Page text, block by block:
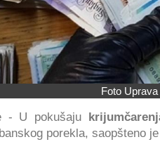
Foto
- U pokušaju
porekla, saopšteno